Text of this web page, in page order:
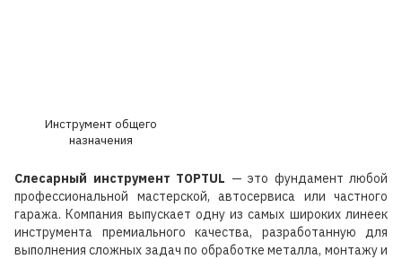
Слесарный инструмент TOPTUL — это фундамент любой
профессиональной мастерской, автосервиса или частного
гаража. Компания выпускает одну из самых широких линеек
инструмента премиального качества, разработанную для
выполнения сложных задач по обработке металла, монтажу и
Инструмент общего
назначения